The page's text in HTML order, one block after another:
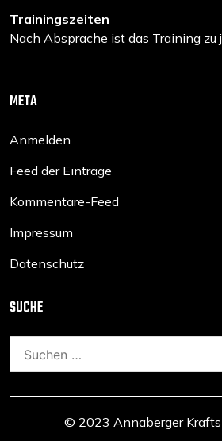
Trainingszeiten
Nach Absprache ist das Training zu
META
Anmelden
Feed der Einträge
Kommentare-Feed
Impressum
Datenschutz
SUCHE
nach:
© 2023 Annaberger